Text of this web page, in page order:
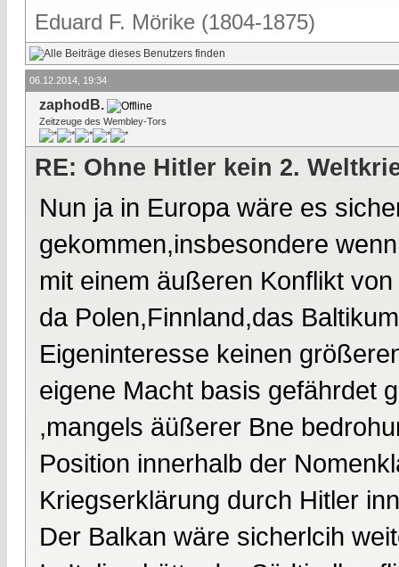
Eduard F. Mörike (1804-1875)
06.12.2014, 19:34
zaphodB.
Zeitzeuge des Wembley-Tors
RE: Ohne Hitler kein 2.
Nun ja in Europa wäre es
gekommen,insbesondere
mit einem äußeren Konflikt
da Polen,Finnland,das
Eigeninteresse keinen
eigene Macht basis gefährdet
,mangels äüßerer Bne
Position innerhalb der
Kriegserklärung durch Hitler
Der Balkan wäre sicherlcih